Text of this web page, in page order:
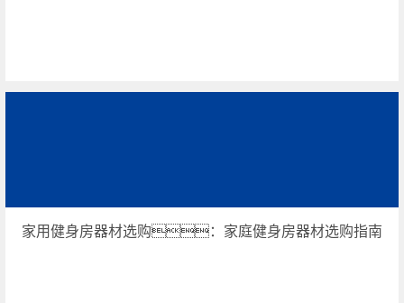
家用健身房器材选购：家庭健身房器材选购指南